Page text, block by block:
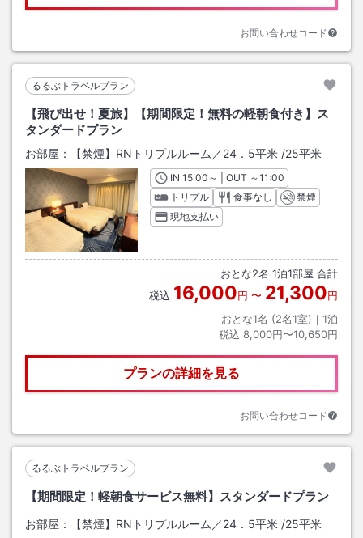
お問い合わせコード
るるぶトラベルプラン
【飛び出せ！夏旅】【期間限定！無料の軽朝食付き】ス
タンダードプラン
お部屋： 【禁煙】RNトリプルルーム／24．5平米 /25平米
INチェックイン
15:00 ～ | OUT チェックアウト
～11:00
トリプル
食事なし
禁煙
現地支払い
おとな2名 1泊1部屋 合計
税込 16,000円 〜 21,300円
おとな1名 (2名1室)｜ 1泊
税込 8,000円〜10,650円
プランの詳細を見る
お問い合わせコード
るるぶトラベルプラン
【期間限定！軽朝食サービス無料】スタンダードプラン
お部屋： 【禁煙】RNトリプルルーム／24．5平米 /25平米